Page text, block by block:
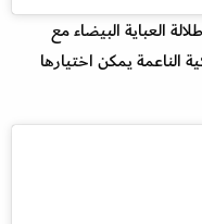
العباية البيضاء مع
الناعمة يمكن اختيارها